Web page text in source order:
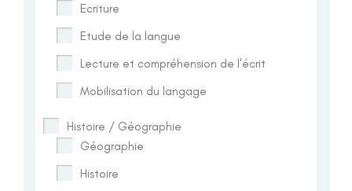
Ecriture
Etude de la langue
Lecture et compréhension de l'écrit
Mobilisation du langage
Histoire / Géographie
Géographie
Histoire